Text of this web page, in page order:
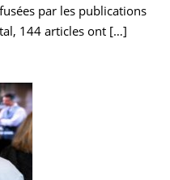
par les publications
144 articles ont […]